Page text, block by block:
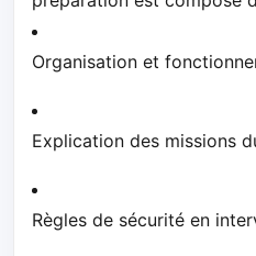
Organisation et
Explication des missions
Règles de sécurité en